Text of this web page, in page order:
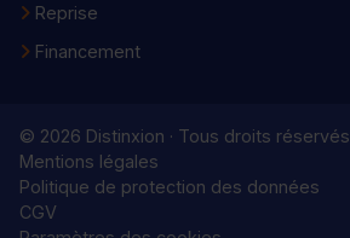
Reprise
Financement
© 2026 Distinxion · Tous droits réservés
Mentions légales
Politique de protection des données
CGV